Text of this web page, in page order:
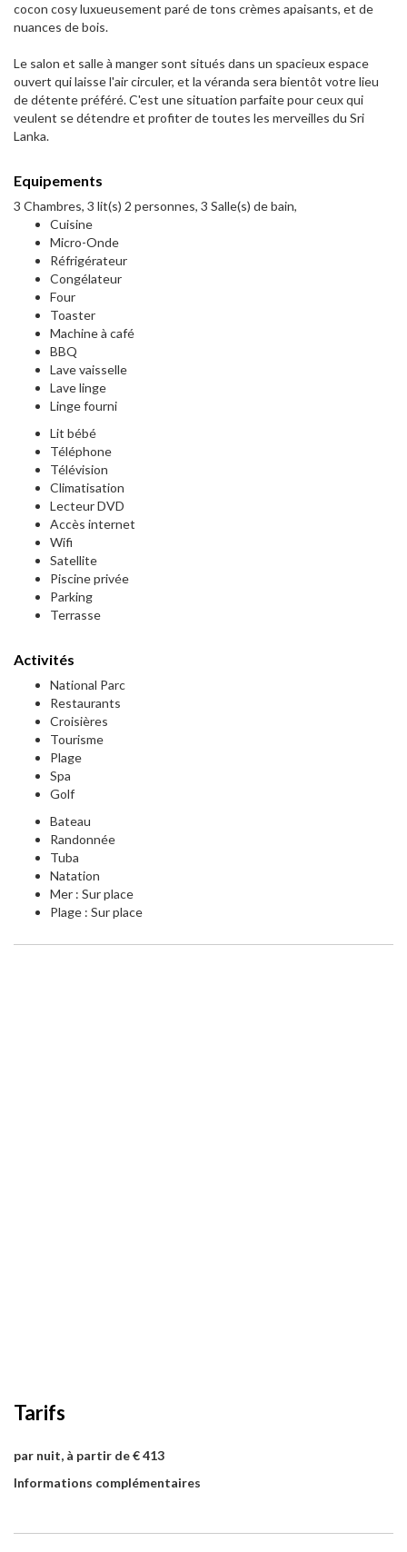
cocon cosy luxueusement paré de tons crèmes apaisants, et de
nuances de bois.
Le salon et salle à manger sont situés dans un spacieux espace
ouvert qui laisse l'air circuler, et la véranda sera bientôt votre lieu
de détente préféré. C'est une situation parfaite pour ceux qui
veulent se détendre et profiter de toutes les merveilles du Sri
Lanka.
Equipements
3 Chambres, 3 lit(s) 2 personnes, 3 Salle(s) de bain,
Cuisine
Micro-Onde
Réfrigérateur
Congélateur
Four
Toaster
Machine à café
BBQ
Lave vaisselle
Lave linge
Linge fourni
Lit bébé
Téléphone
Télévision
Climatisation
Lecteur DVD
Accès internet
Wifi
Satellite
Piscine privée
Parking
Terrasse
Activités
National Parc
Restaurants
Croisières
Tourisme
Plage
Spa
Golf
Bateau
Randonnée
Tuba
Natation
Mer : Sur place
Plage : Sur place
Tarifs
par nuit, à partir de € 413
Informations complémentaires